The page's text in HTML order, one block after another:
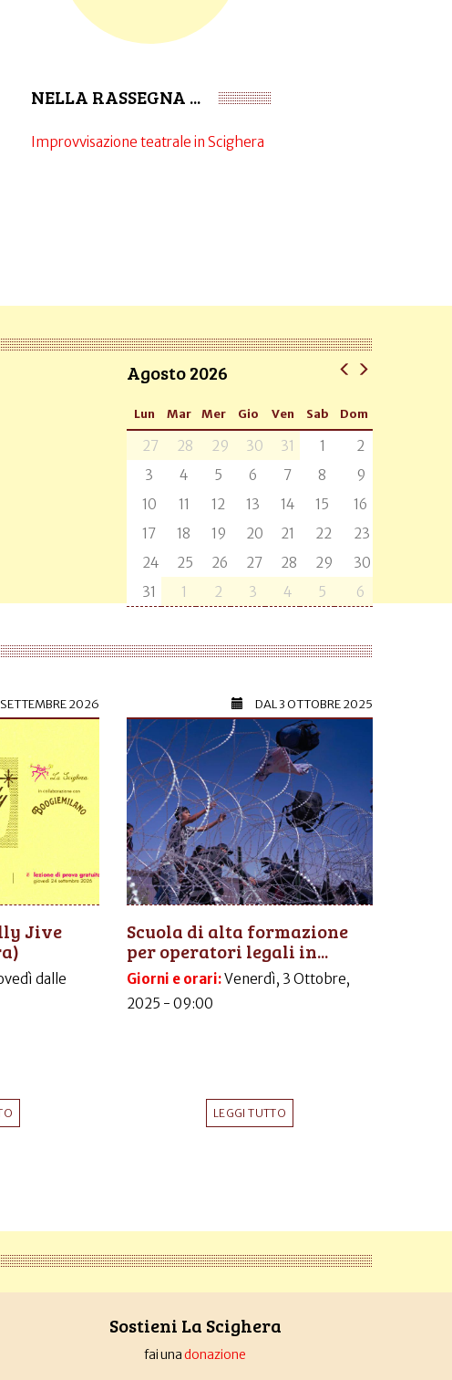
NELLA RASSEGNA ...
Improvvisazione teatrale in Scighera
Agosto 2026
Lun Mar Mer Gio Ven Sab Dom
27 28 29 30 31 1
2
3
4 5 6 7 8
9
10
11 12 13 14 15
16
17
18 19 20 21 22
23
24
25 26 27 28 29
30
31
1 2 3 4 5 6
2026
Jive
dalle
DAL3 OTTOBRE 2025
Scuola di alta formazione
per operatori legali in...
Giorni e orari:Venerdì, 3 Ottobre,
2025 - 09:00
LEGGI TUTTO
Sostieni La Scighera
fai unadonazione